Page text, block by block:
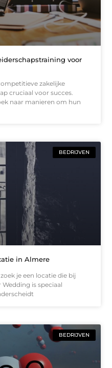
voor
zakelijke
cruciaal voor succes.
naar manieren om hun
BEDRIJVEN
in Almere
je een locatie die bij
is speciaal
BEDRIJVEN